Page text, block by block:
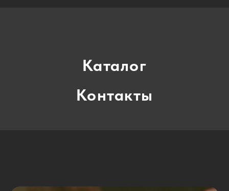
Каталог
Контакты